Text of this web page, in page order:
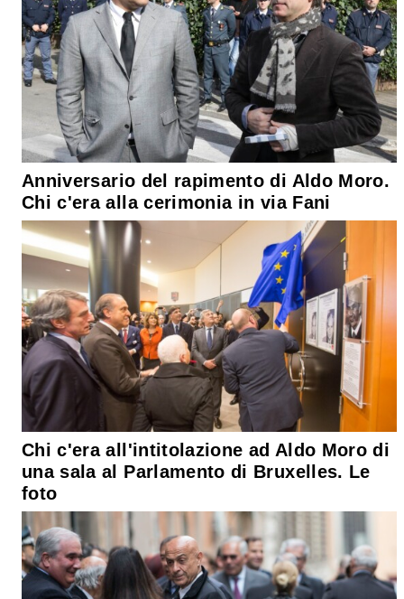
Anniversario del rapimento di Aldo Moro.
Chi c'era alla cerimonia in via Fani
Chi c'era all'intitolazione ad Aldo Moro di
una sala al Parlamento di Bruxelles. Le
foto